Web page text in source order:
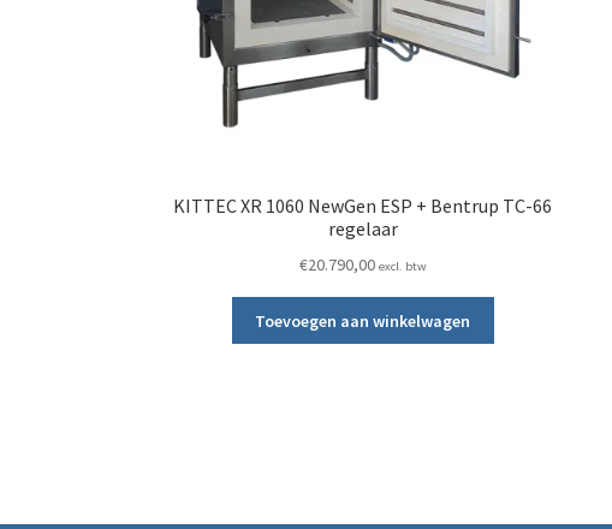
KITTEC XR 1060 NewGen ESP + Bentrup TC-66
regelaar
€20.790,00 excl. btw
Toevoegen aan winkelwagen